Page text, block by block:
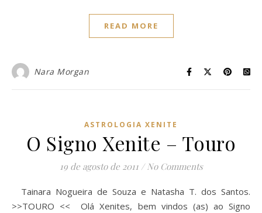
READ MORE
Nara Morgan
ASTROLOGIA XENITE
O Signo Xenite – Touro
19 de agosto de 2011 / No Comments
Tainara Nogueira de Souza e Natasha T. dos Santos.
>>TOURO << Olá Xenites, bem vindos (as) ao Signo